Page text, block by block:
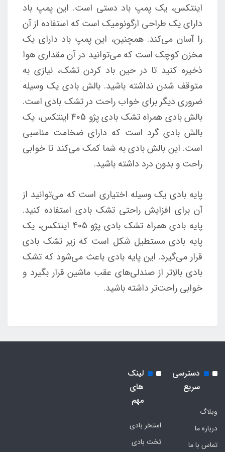
اینتکس، یک پمپ باد دستی است. این پمپ باد
دارای یک طراحی ارگونومیک است که استفاده از آن
را آسان می‌کند. همچنین، این پمپ باد دارای یک
مخزن کوچک است که می‌توانید در آن مقداری هوا
ذخیره کنید تا در حین باد کردن تشک، نیازی به
متوقف شدن نداشته باشید. بالش بادی یک وسیله
ضروری دیگر برای خواب راحت در تشک بادی است.
بالش بادی همراه تشک بادی پژو 405 اینتکس، یک
بالش بادی گرد است که دارای ضخامت مناسبی
است. این بالش بادی به شما کمک می‌کند تا خوابی
راحت و بدون درد داشته باشید.
پایه بادی یک وسیله اختیاری است که می‌توانید از
آن برای افزایش راحتی تشک بادی استفاده کنید.
پایه بادی همراه تشک بادی پژو 405 اینتکس، یک
پایه بادی مستطیل شکل است که زیر تشک بادی
قرار می‌گیرد. این پایه بادی باعث می‌شود که تشک
بادی بالاتر از صندلی‌های عقب ماشین قرار بگیرد و
خوابی راحت‌تر داشته باشید.
دسترسی
سریع
وبلاگ
درباره ما
تماس با ما
لینک
های
مهم
استخر بادی
تخت بادی